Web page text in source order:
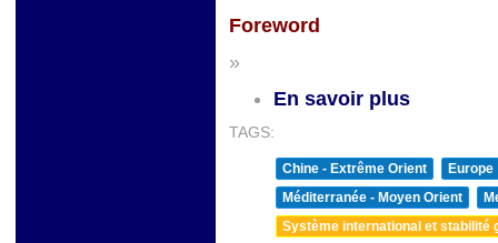
Foreword
»
En savoir plus
TAGS:
Chine - Extrême Orient
Europe
Méditerranée - Moyen Orient
Système international et stabilité